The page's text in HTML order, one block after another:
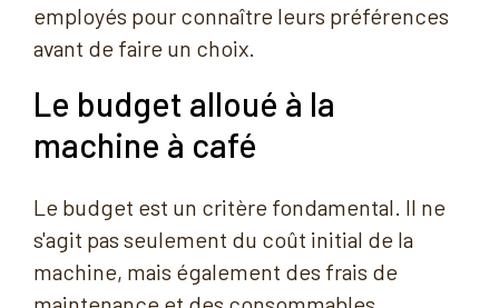
employés pour connaître leurs préférences
avant de faire un choix.
Le budget alloué à la
machine à café
Le budget est un critère fondamental. Il ne
s'agit pas seulement du coût initial de la
machine, mais également des frais de